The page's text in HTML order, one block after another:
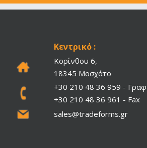
Κεντρικό :
Κορίνθου 6,
18345 Μοσχάτο
+30 210 48 36 959 -
+30 210 48 36 961 - Fax
sales@tradeforms.gr